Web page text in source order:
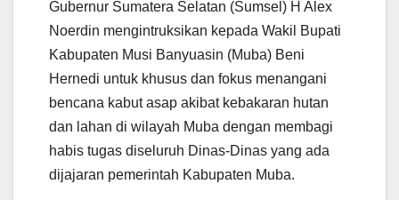
Gubernur Sumatera Selatan (Sumsel) H Alex
Noerdin mengintruksikan kepada Wakil Bupati
Kabupaten Musi Banyuasin (Muba) Beni
Hernedi untuk khusus dan fokus menangani
bencana kabut asap akibat kebakaran hutan
dan lahan di wilayah Muba dengan membagi
habis tugas diseluruh Dinas-Dinas yang ada
dijajaran pemerintah Kabupaten Muba.